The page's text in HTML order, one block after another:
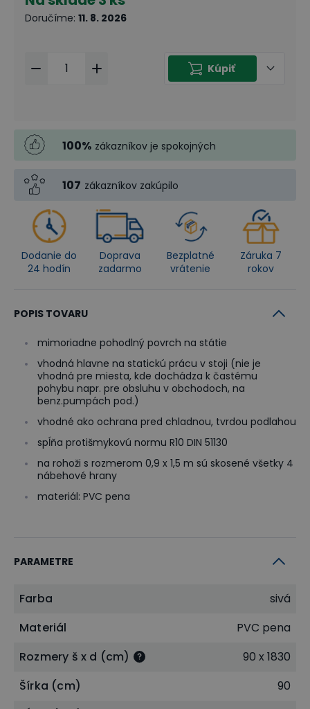
Doručíme: 11. 8. 2026
Kúpiť
100% zákazníkov je spokojných
107 zákazníkov zakúpilo
Dodanie do
24 hodín
Doprava
zadarmo
Bezplatné
vrátenie
Záruka 7
rokov
POPIS TOVARU
mimoriadne pohodlný povrch na státie
vhodná hlavne na statickú prácu v stoji (nie je
vhodná pre miesta, kde dochádza k častému
pohybu napr. pre obsluhu v obchodoch, na
benz.pumpách pod.)
vhodné ako ochrana pred chladnou, tvrdou podlahou
spĺňa protišmykovú normu R10 DIN 51130
na rohoži s rozmerom 0,9 x 1,5 m sú skosené všetky 4
nábehové hrany
materiál: PVC pena
PARAMETRE
Farba
sivá
Materiál
PVC pena
Rozmery š x d (cm)
90 x 1830
Šírka (cm)
90